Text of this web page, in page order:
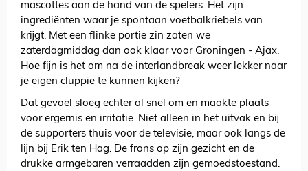
mascottes aan de hand van de spelers. Het zijn
ingrediënten waar je spontaan voetbalkriebels van
krijgt. Met een flinke portie zin zaten we
zaterdagmiddag dan ook klaar voor Groningen - Ajax.
Hoe fijn is het om na de interlandbreak weer lekker naar
je eigen cluppie te kunnen kijken?
Dat gevoel sloeg echter al snel om en maakte plaats
voor ergernis en irritatie. Niet alleen in het uitvak en bij
de supporters thuis voor de televisie, maar ook langs de
lijn bij Erik ten Hag. De frons op zijn gezicht en de
drukke armgebaren verraadden zijn gemoedstoestand.